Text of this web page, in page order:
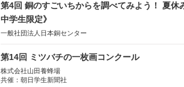
第4回 銅のすごいちからを調べてみよう！ 夏休
中学生限定》
一般社団法人日本銅センター
第14回 ミツバチの一枚画コンクール
株式会社山田養蜂場
共催：朝日学生新聞社